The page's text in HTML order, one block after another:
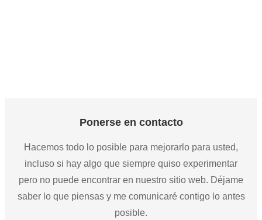
Ponerse en contacto
Hacemos todo lo posible para mejorarlo para usted,
incluso si hay algo que siempre quiso experimentar
pero no puede encontrar en nuestro sitio web. Déjame
saber lo que piensas y me comunicaré contigo lo antes
posible.